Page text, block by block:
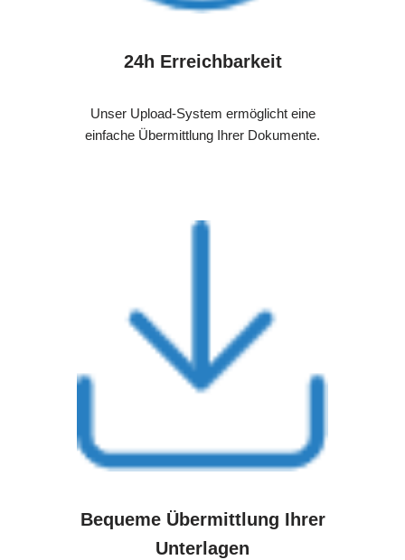
24h Erreichbarkeit
Unser Upload-System ermöglicht eine
einfache Übermittlung Ihrer Dokumente.
Bequeme Übermittlung Ihrer
Unterlagen